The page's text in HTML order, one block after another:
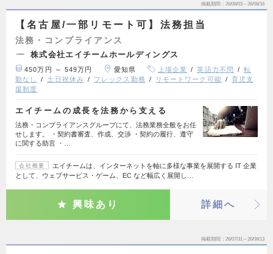
掲載期間 26/08/03～26/08/16
【名古屋/一部リモート可】法務担当
法務・コンプライアンス
株式会社エイチームホールディングス
450万円 ～ 549万円 愛知県 上場企業 英語力不問
転
勤なし
土日祝休み フレックス勤務 リモートワーク可能
育児支
援制度
エイチームの成長を法務から支える
法務・コンプライアンスグループにて、法務業務全般をお任
せします。 ・契約書審査、作成、交渉 ・契約の履行、遵守
に関する助言 ・…
会社概要
エイチームは、インターネットを軸に多様な事業を展開する IT 企業
として、ウェブサービス・ゲーム、EC など幅広く展開し…
興味あり 詳細へ
掲載期間 26/07/31～26/08/13